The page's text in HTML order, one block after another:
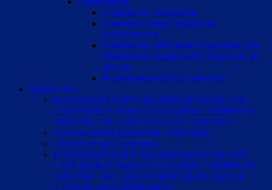
Памятка по эвакуации
Памятка о мерах пожарной
безопасности
Памятка по действиям персонала при
объявлении экстренной эвакуации из
здания
Независимая оценка качества
Творчество
НАРОДНЫЙ (ОБРАЗЦОВЫЙ) КОЛЛЕКТИВ
САМОДЕЯТЕЛЬНОГО ХУДОЖЕСТВЕННОГО
ТВОРЧЕСТВА ШОУ-ГРУППА «ЗВЕЗДЫ»
Танцевальный коллектив «Виктория»
Студия танца «Сюрприз»
НАРОДНЫЙ (ОБРАЗЦОВЫЙ) КОЛЛЕКТИВ
САМОДЕЯТЕЛЬНОГО ХУДОЖЕСТВЕННОГО
ТВОРЧЕСТВА ДЕТСКАЯ МУЗЫКАЛЬНАЯ
СТУДИЯ «ШАЛУНИШКИ»